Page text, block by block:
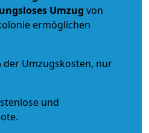
Umzug von
ermöglichen
der Umzugskosten, nur
und